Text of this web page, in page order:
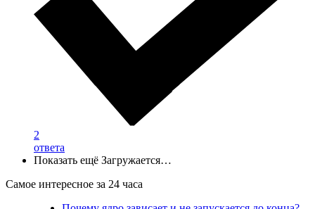
2
ответа
Показать ещё Загружается…
Самое интересное за 24 часа